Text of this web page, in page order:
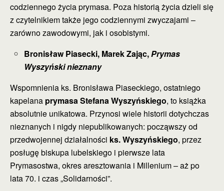
codziennego życia prymasa. Poza historią życia dzieli się
z czytelnikiem także jego codziennymi zwyczajami –
zarówno zawodowymi, jak i osobistymi.
Bronisław Piasecki, Marek Zając,Prymas
Wyszyński nieznany
Wspomnienia ks. Bronisława Piaseckiego, ostatniego
kapelana prymasa Stefana Wyszyńskiego, to książka
absolutnie unikatowa. Przynosi wiele historii dotychczas
nieznanych i nigdy niepublikowanych: począwszy od
przedwojennej działalności ks. Wyszyńskiego, przez
posługę biskupa lubelskiego i pierwsze lata
Prymasostwa, okres aresztowania i Millenium – aż po
lata 70. i czas „Solidarności”.